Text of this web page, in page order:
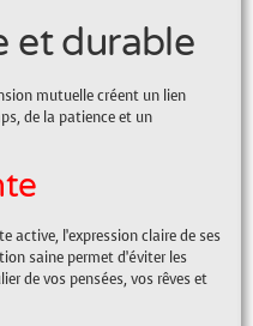
et durable
mutuelle créent un lien
de la patience et un
active, l’expression claire de ses
saine permet d’éviter les
de vos pensées, vos rêves et